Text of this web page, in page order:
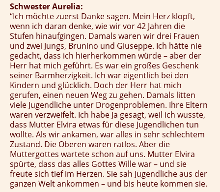
Schwester Aurelia:
“Ich möchte zuerst Danke sagen. Mein Herz klopft,
wenn ich daran denke, wie wir vor 42 Jahren die
Stufen hinaufgingen. Damals waren wir drei Frauen
und zwei Jungs, Brunino und Giuseppe. Ich hätte nie
gedacht, dass ich hierherkommen würde – aber der
Herr hat mich geführt. Es war ein großes Geschenk
seiner Barmherzigkeit. Ich war eigentlich bei den
Kindern und glücklich. Doch der Herr hat mich
gerufen, einen neuen Weg zu gehen. Damals litten
viele Jugendliche unter Drogenproblemen. Ihre Eltern
waren verzweifelt. Ich habe Ja gesagt, weil ich wusste,
dass Mutter Elvira etwas für diese Jugendlichen tun
wollte. Als wir ankamen, war alles in sehr schlechtem
Zustand. Die Oberen waren ratlos. Aber die
Muttergottes wartete schon auf uns. Mutter Elvira
spürte, dass das alles Gottes Wille war – und sie
freute sich tief im Herzen. Sie sah Jugendliche aus der
ganzen Welt ankommen – und bis heute kommen sie.